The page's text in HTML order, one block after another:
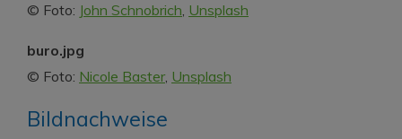
© Foto: John Schnobrich, Unsplash
buro.jpg
© Foto: Nicole Baster, Unsplash
Bildnachweise